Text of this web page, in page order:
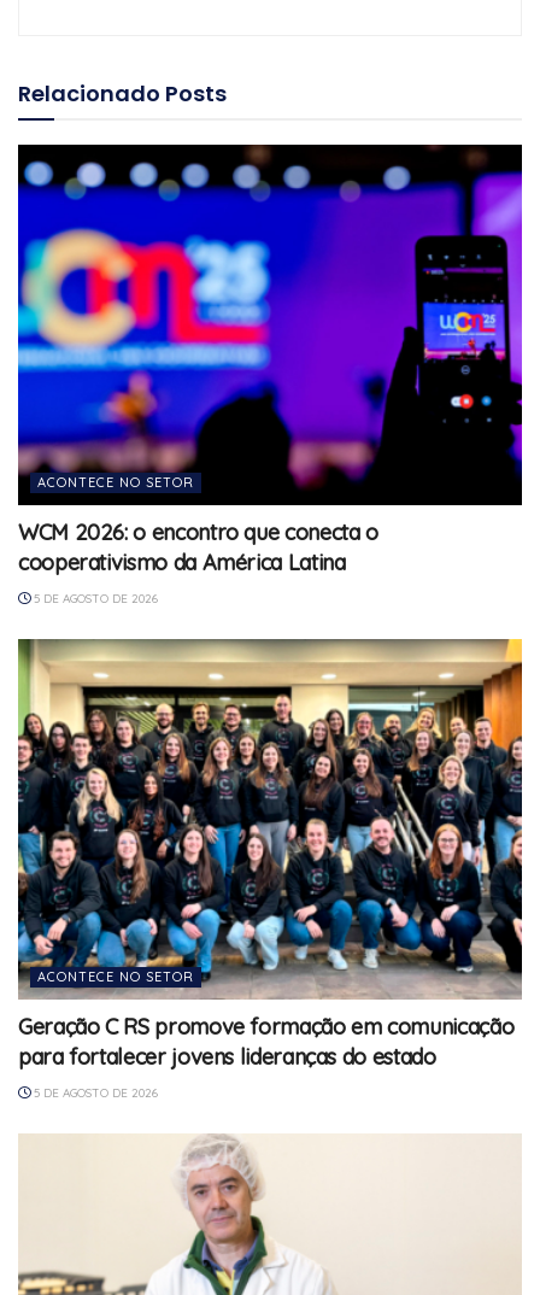
Relacionado Posts
ACONTECE NO SETOR
WCM 2026: o encontro que conecta o
cooperativismo da América Latina
5 DE AGOSTO DE 2026
ACONTECE NO SETOR
Geração C RS promove formação em comunicação
para fortalecer jovens lideranças do estado
5 DE AGOSTO DE 2026